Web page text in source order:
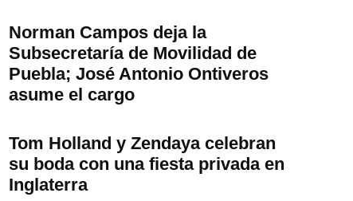
Norman Campos deja la
Subsecretaría de Movilidad de
Puebla; José Antonio Ontiveros
asume el cargo
Tom Holland y Zendaya celebran
su boda con una fiesta privada en
Inglaterra